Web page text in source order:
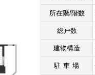
所在階/階数
総戸数
建物構造
駐車場